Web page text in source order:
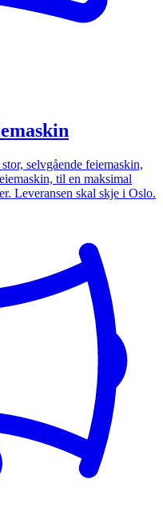
selvgående feiemaskin,
til en maksimal
Leveransen skal skje i Oslo.